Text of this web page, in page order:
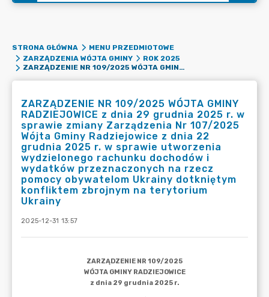
STRONA GŁÓWNA
MENU PRZEDMIOTOWE
ZARZĄDZENIA WÓJTA GMINY
ROK 2025
ZARZĄDZENIE NR 109/2025 WÓJTA GMINY RADZIEJOWICE Z DNIA 29 GRUDNIA 2025 R. W SPRAWIE ZMIANY ZARZĄDZENIA NR 107/2025 WÓJTA GMINY RADZIEJOWICE Z DNIA 22 GRUDNIA 2025 R. W SPRAWIE UTWORZENIA WYDZIELONEGO RACHUNKU DOCHODÓW I WYDATKÓW PRZEZNACZONYCH NA RZECZ POMOCY OBYWATELOM UKRAINY DOTKNIĘTYM KONFLIKTEM ZBROJNYM NA TERYTORIUM UKRAINY
ZARZĄDZENIE NR 109/2025 WÓJTA GMINY
RADZIEJOWICE z dnia 29 grudnia 2025 r. w
sprawie zmiany Zarządzenia Nr 107/2025
Wójta Gminy Radziejowice z dnia 22
grudnia 2025 r. w sprawie utworzenia
wydzielonego rachunku dochodów i
wydatków przeznaczonych na rzecz
pomocy obywatelom Ukrainy dotkniętym
konfliktem zbrojnym na terytorium
Ukrainy
2025-12-31 13:57